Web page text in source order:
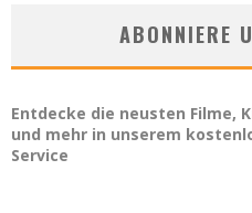
ABONNIERE
Entdecke die neusten Filme,
und mehr in unserem
Service